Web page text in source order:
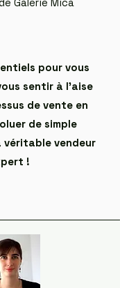
pour vous
sentir à l'aise
de vente en
de simple
vendeur
!